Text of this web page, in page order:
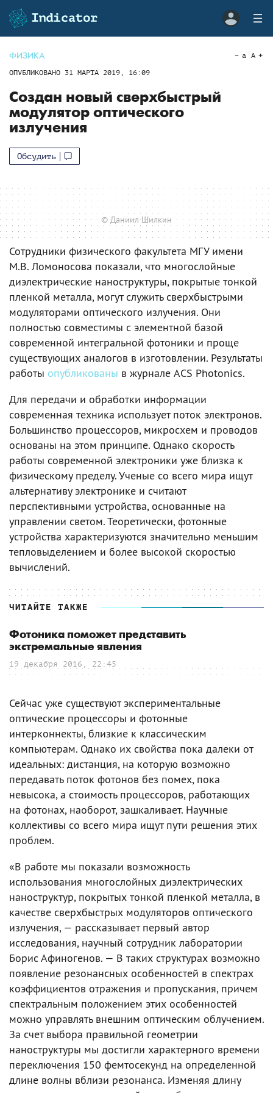
ФИЗИКА
ОПУБЛИКОВАНО 31 МАРТА 2019, 16:09
a A
Создан новый сверхбыстрый
модулятор оптического
излучения
Обсудить
© Даниил Шилкин
Сотрудники физического факультета МГУ имени
М.В. Ломоносова показали, что многослойные
диэлектрические наноструктуры, покрытые тонкой
пленкой металла, могут служить сверхбыстрыми
модуляторами оптического излучения. Они
полностью совместимы с элементной базой
современной интегральной фотоники и проще
существующих аналогов в изготовлении. Результаты
работы опубликованы в журнале ACS Photonics.
Для передачи и обработки информации
современная техника использует поток электронов.
Большинство процессоров, микросхем и проводов
основаны на этом принципе. Однако скорость
работы современной электроники уже близка к
физическому пределу. Ученые со всего мира ищут
альтернативу электронике и считают
перспективными устройства, основанные на
управлении светом. Теоретически, фотонные
устройства характеризуются значительно меньшим
тепловыделением и более высокой скоростью
вычислений.
ЧИТАЙТЕ ТАКЖЕ
Фотоника поможет представить
экстремальные явления
19 декабря 2016, 22:45
Сейчас уже существуют экспериментальные
оптические процессоры и фотонные
интерконнекты, близкие к классическим
компьютерам. Однако их свойства пока далеки от
идеальных: дистанция, на которую возможно
передавать поток фотонов без помех, пока
невысока, а стоимость процессоров, работающих
на фотонах, наоборот, зашкаливает. Научные
коллективы со всего мира ищут пути решения этих
проблем.
«В работе мы показали возможность
использования многослойных диэлектрических
наноструктур, покрытых тонкой пленкой металла, в
качестве сверхбыстрых модуляторов оптического
излучения, — рассказывает первый автор
исследования, научный сотрудник лаборатории
Борис Афиногенов. — В таких структурах возможно
появление резонансных особенностей в спектрах
коэффициентов отражения и пропускания, причем
спектральным положением этих особенностей
можно управлять внешним оптическим облучением.
За счет выбора правильной геометрии
наноструктуры мы достигли характерного времени
переключения 150 фемтосекунд на определенной
длине волны вблизи резонанса. Изменяя длину